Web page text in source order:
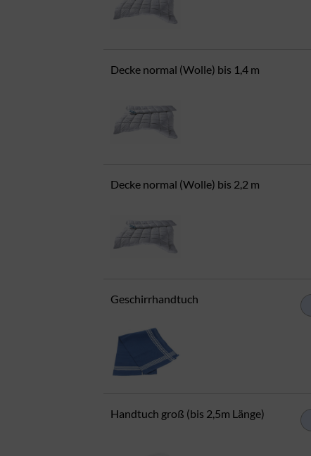
Decke normal (Wolle) bis 1,4 m
Decke normal (Wolle) bis 2,2 m
Geschirrhandtuch
Handtuch groß (bis 2,5m Länge)